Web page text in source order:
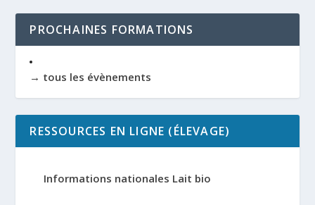
PROCHAINES FORMATIONS
→ tous les évènements
RESSOURCES EN LIGNE (ÉLEVAGE)
Informations nationales Lait bio